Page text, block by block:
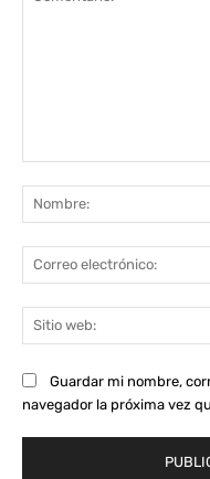
Guardar mi nombre,
navegador la próxima vez